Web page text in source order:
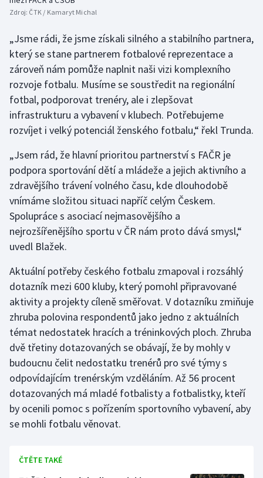
Stolní tenis
Triatlon
Veslování
Vodní slalom
Volejbal
Ostatní
Zdroj: ČTK / Kamaryt Michal
„Jsme rádi, že jsme získali silného a stabilního partnera,
který se stane partnerem fotbalové reprezentace a
zároveň nám pomůže naplnit naši vizi komplexního
rozvoje fotbalu. Musíme se soustředit na regionální
fotbal, podporovat trenéry, ale i zlepšovat
infrastrukturu a vybavení v klubech. Potřebujeme
rozvíjet i velký potenciál ženského fotbalu,“ řekl Trunda.
„Jsem rád, že hlavní prioritou partnerství s FAČR je
podpora sportování dětí a mládeže a jejich aktivního a
zdravějšího trávení volného času, kde dlouhodobě
vnímáme složitou situaci napříč celým Českem.
Spolupráce s asociací nejmasovějšího a
nejrozšířenějšího sportu v ČR nám proto dává smysl,“
uvedl Blažek.
Aktuální potřeby českého fotbalu zmapoval i rozsáhlý
dotazník mezi 600 kluby, který pomohl připravované
aktivity a projekty cíleně směřovat. V dotazníku zmiňuje
zhruba polovina respondentů jako jedno z aktuálních
témat nedostatek hracích a tréninkových ploch. Zhruba
dvě třetiny dotazovaných se obávají, že by mohly v
budoucnu čelit nedostatku trenérů pro své týmy s
odpovídajícím trenérským vzděláním. Až 56 procent
dotazovaných má mladé fotbalisty a fotbalistky, kteří
by ocenili pomoc s pořízením sportovního vybavení, aby
se mohli fotbalu věnovat.
ČTĚTE TAKÉ